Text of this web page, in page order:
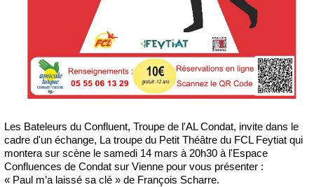
Les Bateleurs du Confluent, Troupe de l'AL Condat, invite dans le
cadre d'un échange, La troupe du Petit Théâtre du FCL Feytiat qui
montera sur scène le samedi 14 mars à 20h30 à l'Espace
Confluences de Condat sur Vienne pour vous présenter :
« Paul m’a laissé sa clé » de François Scharre.